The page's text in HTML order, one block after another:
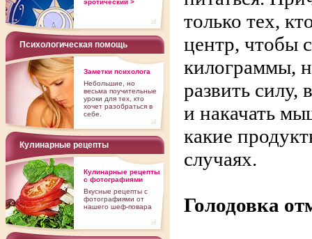
только тех,
центр, чтобы
килограммы,
развить силу,
и накачать
какие
случаях.
Голодовка
эротический >
Психологическая помощь
Заметки психолога
Небольшие, но
весьма поучительные
уроки для тех, кто
хочет разобраться в
себе.
Кулинарные рецепты
Кулинарные рецепты
с фотографиями
Вкусные рецепты с
фотографиями от
нашего шеф-повара